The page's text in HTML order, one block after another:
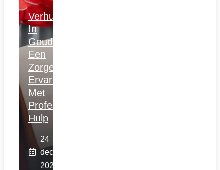
Verhuizen
In
Gouda:
Een
Zorgeloze
Ervaring
Met
Professionele
Hulp
24
december
2025